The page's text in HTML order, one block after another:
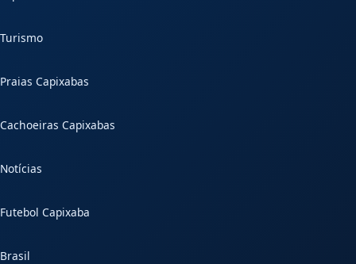
Turismo
Praias Capixabas
Cachoeiras Capixabas
Notícias
Futebol Capixaba
Brasil